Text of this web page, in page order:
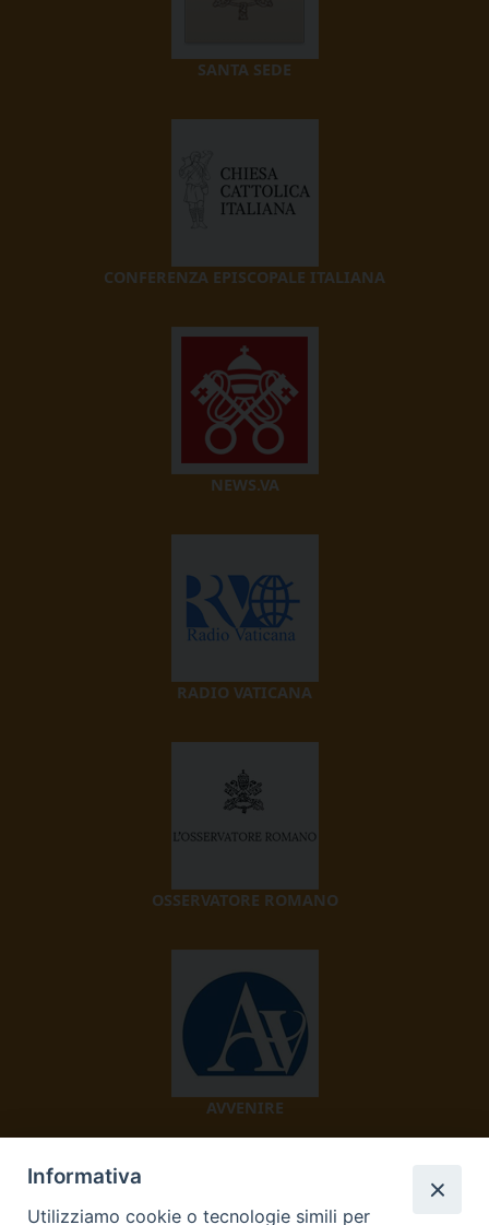
SANTA SEDE
CONFERENZA EPISCOPALE ITALIANA
NEWS.VA
RADIO VATICANA
OSSERVATORE ROMANO
AVVENIRE
Informativa
Utilizziamo cookie o tecnologie simili per